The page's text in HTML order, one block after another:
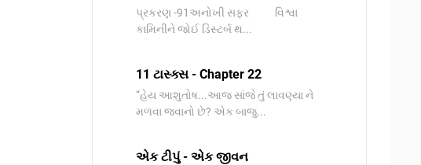
પ્રકરણ -91અનોખી સફર વિશ્વા
કામિનીને જોઈ ડિસ્ટર્બ થ...
11 ટાસ્ક્સ - Chapter 22
“હેય આશુતોષ...આજ સાંજે તું લાવણ્યા ને
મળવા જવાનો છે? એક બાજુ...
એક ટીપું - એક જીવન